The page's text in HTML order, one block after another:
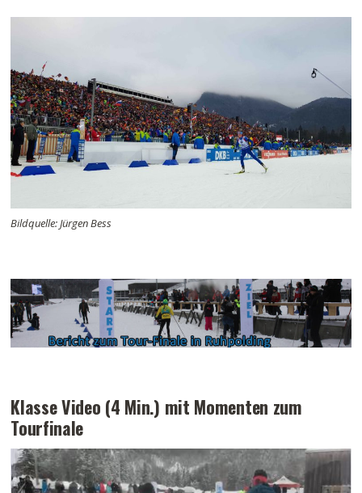
Bildquelle: Jürgen Bess
Klasse Video (4 Min.) mit Momenten zum
Tourfinale